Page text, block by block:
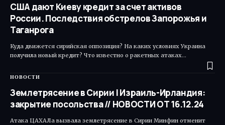
США дают Киеву кредит за счет активов
России. Последствия обстрелов Запорожья и
Таганрога
Куда движется сирийская оппозиция? На каких условиях Украина
получила новый кредит? Что известно о ракетных атаках…
НОВОСТИ
Землетрясение в Сирии | Израиль-Ирландия:
закрытие посольства // НОВОСТИ ОТ 16.12.24
Атака ЦАХАЛа вызвала землетрясение в Сирии Минфин отменит